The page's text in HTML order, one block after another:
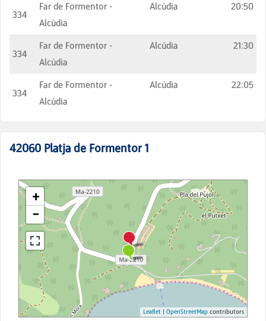
334
Far de Formentor -
Alcúdia
Alcúdia 20:50
334
Far de Formentor -
Alcúdia
Alcúdia 21:30
334
Far de Formentor -
Alcúdia
Alcúdia 22:05
42060 Platja de Formentor 1